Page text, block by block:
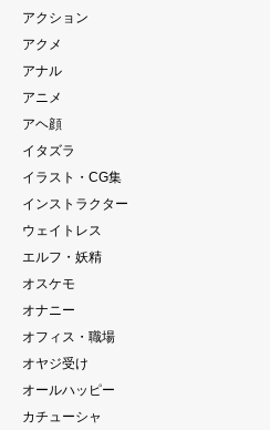
アクション
アクメ
アナル
アニメ
アヘ顔
イタズラ
イラスト・CG集
インストラクター
ウェイトレス
エルフ・妖精
オスケモ
オナニー
オフィス・職場
オヤジ受け
オールハッピー
カチューシャ